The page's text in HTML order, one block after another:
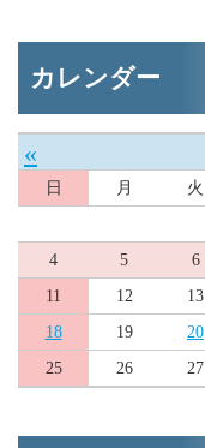
カレンダー
«
日 月 火
4
5 6
11
12 13
18
19 20
25
26 27